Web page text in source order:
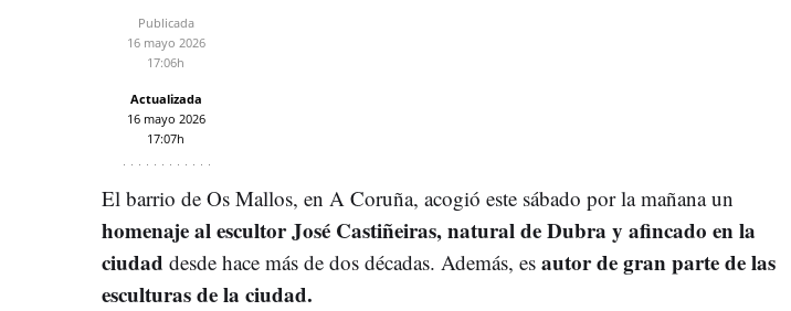
Publicada
16 mayo 2026
17:06h
Actualizada
16 mayo 2026
17:07h
El barrio de Os Mallos, en A Coruña, acogió este sábado por la mañana un
homenaje al escultor José Castiñeiras, natural de Dubra y afincado en la
ciudad desde hace más de dos décadas. Además, es autor de gran parte de las
esculturas de la ciudad.